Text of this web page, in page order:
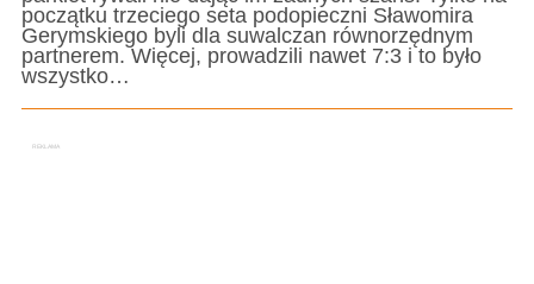
początku trzeciego seta podopieczni Sławomira
Gerymskiego byli dla suwalczan równorzędnym
partnerem. Więcej, prowadzili nawet 7:3 i to było
wszystko…